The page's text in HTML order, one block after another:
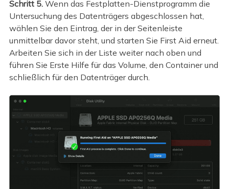
Schritt 5. Wenn das Festplatten-Dienstprogramm die
Untersuchung des Datenträgers abgeschlossen hat,
wählen Sie den Eintrag, der in der Seitenleiste
unmittelbar davor steht, und starten Sie First Aid erneut.
Arbeiten Sie sich in der Liste weiter nach oben und
führen Sie Erste Hilfe für das Volume, den Container und
schließlich für den Datenträger durch.